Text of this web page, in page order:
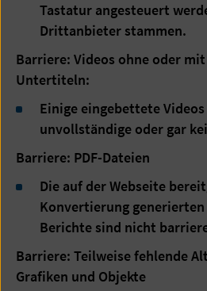
Tastatur angesteuert
Drittanbieter stammen.
Barriere: Videos ohne oder
Untertiteln:
Einige eingebettete
unvollständige oder gar
Barriere: PDF-Dateien
Die auf der Webseite
Konvertierung generierten
Berichte sind nicht
Barriere: Teilweise fehlende
Grafiken und Objekte